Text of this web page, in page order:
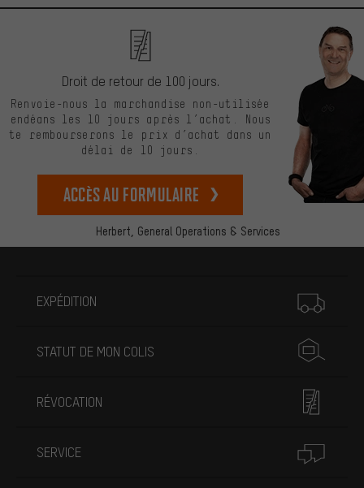
Herbert, General Operations & Services
Droit de retour de 100 jours.
Renvoie-nous la marchandise non-utilisée
endéans les 10 jours après l’achat. Nous
te rembourserons le prix d’achat dans un
délai de 10 jours.
Accès au formulaire
EXPÉDITION
STATUT DE MON COLIS
RÉVOCATION
SERVICE